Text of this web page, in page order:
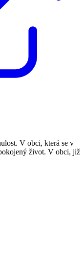
V obci, která se v
život. V obci, již